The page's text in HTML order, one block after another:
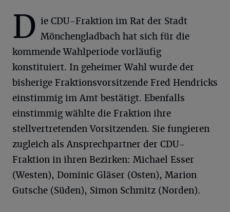
D ie CDU-Fraktion im Rat der Stadt
Mönchengladbach hat sich für die
kommende Wahlperiode vorläufig
konstituiert. In geheimer Wahl wurde der
bisherige Fraktionsvorsitzende Fred Hendricks
einstimmig im Amt bestätigt. Ebenfalls
einstimmig wählte die Fraktion ihre
stellvertretenden Vorsitzenden. Sie fungieren
zugleich als Ansprechpartner der CDU-
Fraktion in ihren Bezirken: Michael Esser
(Westen), Dominic Gläser (Osten), Marion
Gutsche (Süden), Simon Schmitz (Norden).